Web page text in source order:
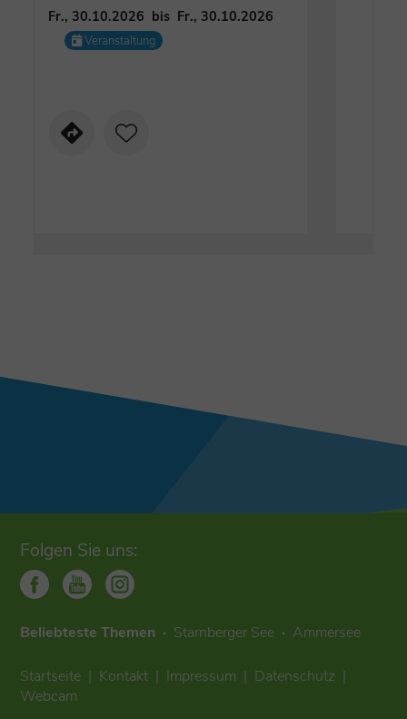
Fr., 30.10.2026 bis Fr., 30.10.2026
Veranstaltung
Folgen Sie uns:
Beliebteste Themen Starnberger See Ammersee
Startseite Kontakt Impressum
Datenschutz
Webcam